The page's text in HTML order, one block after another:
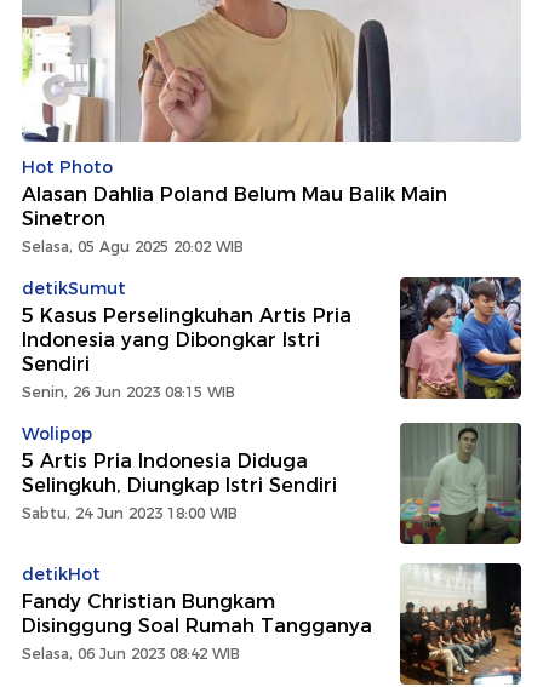
Hot Photo
Alasan Dahlia Poland Belum Mau Balik Main
Sinetron
Selasa, 05 Agu 2025 20:02 WIB
detikSumut
5 Kasus Perselingkuhan Artis Pria
Indonesia yang Dibongkar Istri
Sendiri
Senin, 26 Jun 2023 08:15 WIB
Wolipop
5 Artis Pria Indonesia Diduga
Selingkuh, Diungkap Istri Sendiri
Sabtu, 24 Jun 2023 18:00 WIB
detikHot
Fandy Christian Bungkam
Disinggung Soal Rumah Tangganya
Selasa, 06 Jun 2023 08:42 WIB